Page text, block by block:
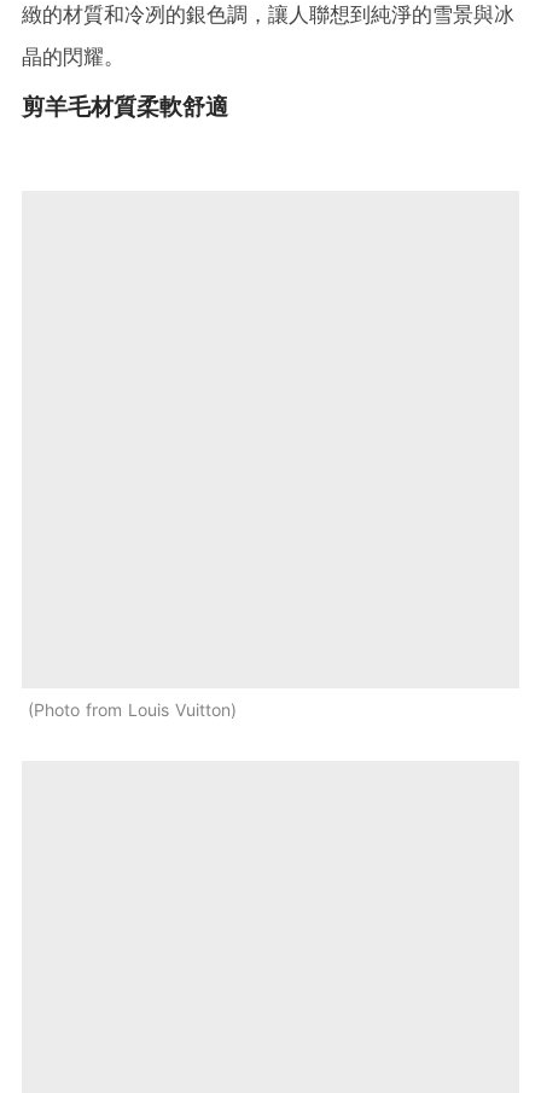
緻的材質和冷冽的銀色調，讓人聯想到純淨的雪景與冰
晶的閃耀。
剪羊毛材質柔軟舒適
Photo from Louis Vuitton